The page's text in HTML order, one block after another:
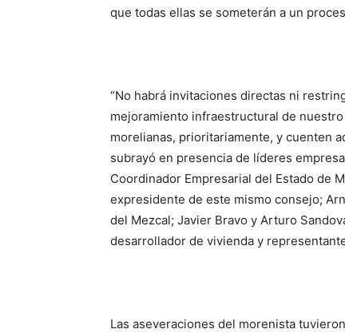
que todas ellas se someterán a un
“No habrá invitaciones directas ni
mejoramiento infraestructural de
morelianas, prioritariamente, y cuenten
subrayó en presencia de líderes
Coordinador Empresarial del Estado de
expresidente de este mismo consejo;
del Mezcal; Javier Bravo y Arturo
desarrollador de vivienda y
Las aseveraciones del morenista